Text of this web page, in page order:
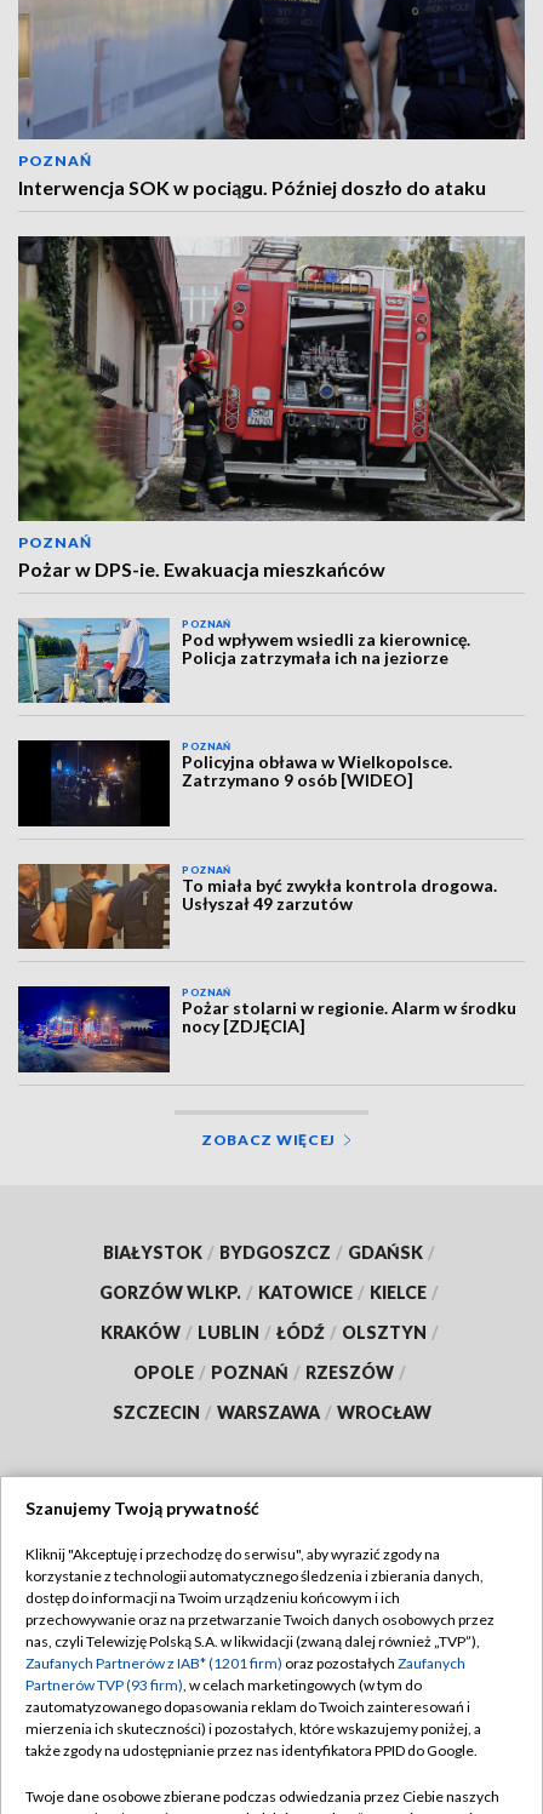
POZNAŃ
Interwencja SOK w pociągu. Później doszło do ataku
POZNAŃ
Pożar w DPS-ie. Ewakuacja mieszkańców
POZNAŃ
Pod wpływem wsiedli za kierownicę.
Policja zatrzymała ich na jeziorze
POZNAŃ
Policyjna obława w Wielkopolsce.
Zatrzymano 9 osób [WIDEO]
POZNAŃ
To miała być zwykła kontrola drogowa.
Usłyszał 49 zarzutów
POZNAŃ
Pożar stolarni w regionie. Alarm w środku
nocy [ZDJĘCIA]
ZOBACZ WIĘCEJ
BIAŁYSTOK / BYDGOSZCZ / GDAŃSK /
GORZÓW WLKP. / KATOWICE / KIELCE /
KRAKÓW / LUBLIN / ŁÓDŹ / OLSZTYN /
OPOLE / POZNAŃ / RZESZÓW /
SZCZECIN / WARSZAWA / WROCŁAW
TVP
Abonament TVP
Emisja w TVP
Centrum informacji TVP
Naziemna Telewizja Cyfrowa
Regulamin TVP
Polityka prywatności
Moje zgody
Pomoc
Szanujemy Twoją prywatność
Kliknij "Akceptuję i przechodzę do serwisu", aby wyrazić zgody na
korzystanie z technologii automatycznego śledzenia i zbierania danych,
dostęp do informacji na Twoim urządzeniu końcowym i ich
przechowywanie oraz na przetwarzanie Twoich danych osobowych przez
nas, czyli Telewizję Polską S.A. w likwidacji (zwaną dalej również „TVP”),
Zaufanych Partnerów z IAB* (1201 firm) oraz pozostałych Zaufanych
Partnerów TVP (93 firm), w celach marketingowych (w tym do
zautomatyzowanego dopasowania reklam do Twoich zainteresowań i
mierzenia ich skuteczności) i pozostałych, które wskazujemy poniżej, a
także zgody na udostępnianie przez nas identyfikatora PPID do Google.
Twoje dane osobowe zbierane podczas odwiedzania przez Ciebie naszych